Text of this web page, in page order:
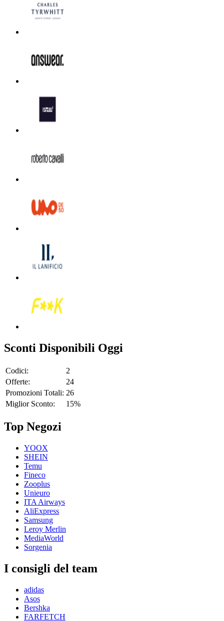
Sconti Disponibili Oggi
Codici:
2
Offerte:
24
Promozioni Totali: 26
Miglior Sconto:
15%
Top Negozi
YOOX
SHEIN
Temu
Fineco
Zooplus
Unieuro
ITA Airways
AliExpress
Samsung
Leroy Merlin
MediaWorld
Sorgenia
I consigli del team
adidas
Asos
Bershka
FARFETCH